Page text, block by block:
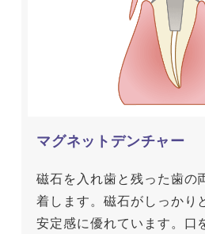
マグネットデンチャー
磁石を入れ歯と残った歯の
着します。磁石がしっかり
安定感に優れています。口